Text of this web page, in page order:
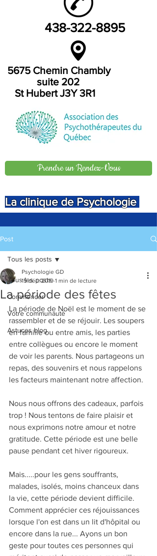
438-322-8895
5675 Chemin Chambly
suite 202
St Hubert J3Y 3R1
Prendre un Rendez-Vous
La clinique de Psychologie
Post
Tous les posts
Commencer
Votre communauté
Astuces blog
Tous les posts
La période des fêtes
Psychologie GD
15 déc. 2019 1 min de lecture
La période de Noël est le moment de se
rassembler et de se réjouir. Les soupers
en famille ou entre amis, les parties
entre collègues ou encore le moment
de voir les parents. Nous partageons un
repas, des souvenirs et nous rappelons
les facteurs maintenant notre affection.
Nous nous offrons des cadeaux, parfois
trop ! Nous tentons de faire plaisir et
nous exprimons notre amour et notre
gratitude. Cette période est une belle
pause pendant cet hiver rigoureux.
Mais.....pour les gens souffrants,
malades, isolés, moins chanceux dans
la vie, cette période devient difficile.
Comment apprécier ces réjouissances
lorsque l'on est dans un lit d'hôpital ou
encore dans la rue... Ayons un bon
geste pour toutes ces personnes qui